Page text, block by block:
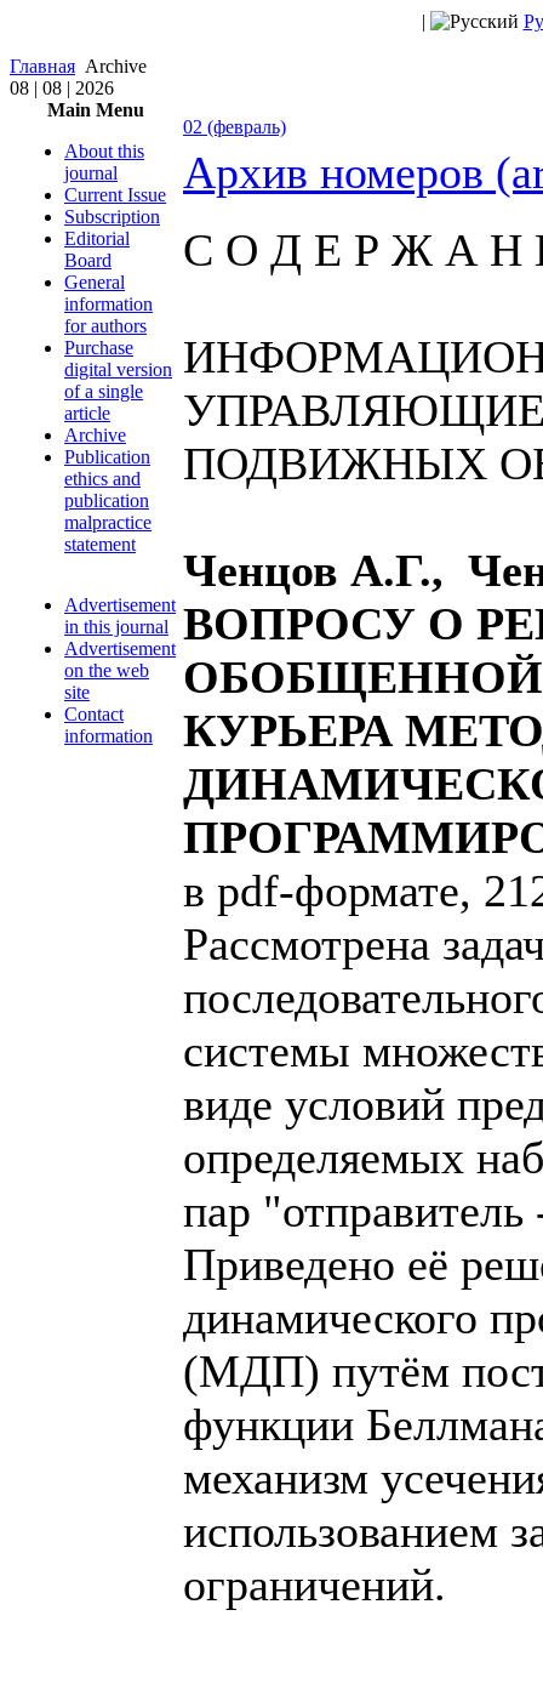
|
Главная Archive
08 | 08 | 2026
Main Menu
About this
journal
Current Issue
Subscription
Editorial
Board
General
information
for authors
Purchase
digital version
of a single
article
Archive
Publication
ethics and
publication
malpractice
statement
Advertisement
in this journal
Advertisement
on the web
site
Contact
information
02 (февраль)
Архив номеров
С О Д Е Р Ж А Н
ПОДВИЖНЫХ
Ченцов А.Г.,
ВОПРОСУ О
ОБОБЩЕННОЙ
КУРЬЕРА
в pdf-формате,
Рассмотрена
системы
виде условий
определяемых
пар "отправитель
Приведено её
динамического
(МДП) путём
функции
механизм
использованием
ограничений.